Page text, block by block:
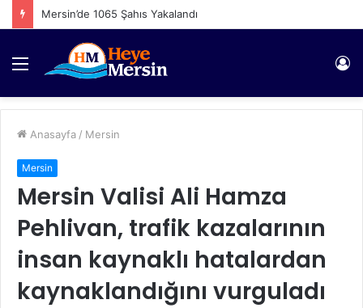
Mersin’de 1065 Şahıs Yakalandı
Menü
Anasayfa / Mersin
Mersin
Mersin Valisi Ali Hamza
Pehlivan, trafik kazalarının
insan kaynaklı hatalardan
kaynaklandığını vurguladı